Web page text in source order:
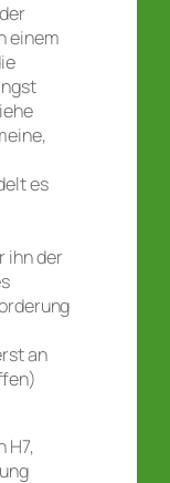
einem
es
ihn der
an
H7,